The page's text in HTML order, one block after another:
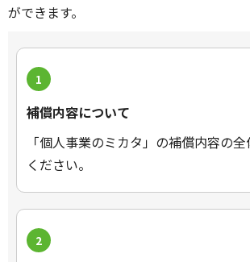
ができます。
1
補償内容について
「個人事業のミカタ」の補償内容の
ください。
2